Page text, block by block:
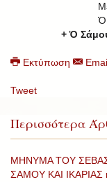
Ὁ
+ Ὁ
Εκτύπωση
Tweet
Περισσότερα
ΜΗΝΥΜΑ ΤΟΥ
ΣΑΜΟΥ ΚΑΙ ΙΚΑΡΙΑΣ